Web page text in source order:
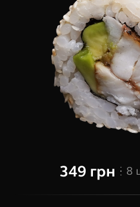
349 грн 8